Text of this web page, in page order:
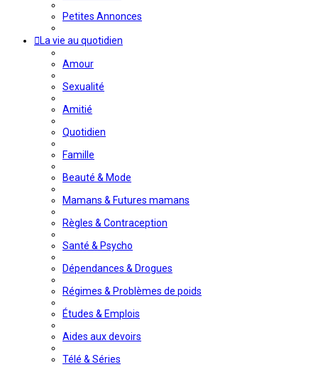
Petites Annonces
La vie au quotidien
Amour
Sexualité
Amitié
Quotidien
Famille
Beauté & Mode
Mamans & Futures mamans
Règles & Contraception
Santé & Psycho
Dépendances & Drogues
Régimes & Problèmes de poids
Études & Emplois
Aides aux devoirs
Télé & Séries